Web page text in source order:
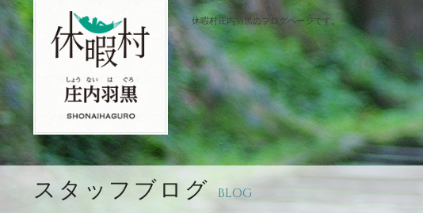
休暇村庄内羽黒のブログページです。
スタッフブログ BLOG